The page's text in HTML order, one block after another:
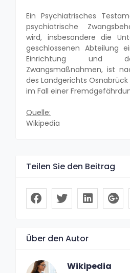
Ein Psychiatrisches
psychiatrische
wird, insbesondere die
geschlossenen Abteilung
Einrichtung und
Zwangsmaßnahmen, ist
des Landgerichts Osnabrück
im Fall einer
Quelle:
Wikipedia
Teilen Sie den Beitrag
Über den Autor
Wikipedia